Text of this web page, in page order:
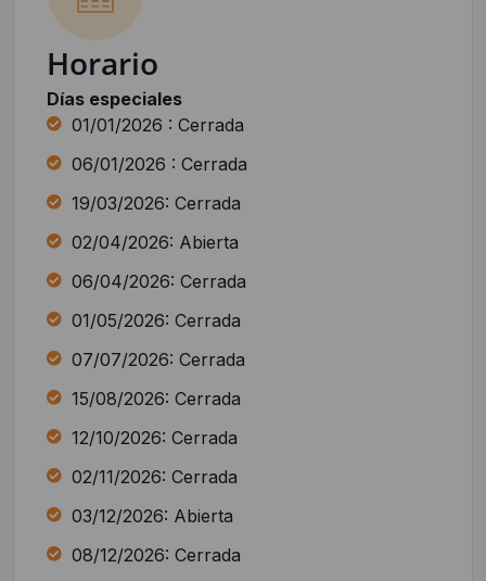
Horario
Días especiales
01/01/2026 : Cerrada
06/01/2026 : Cerrada
19/03/2026: Cerrada
02/04/2026: Abierta
06/04/2026: Cerrada
01/05/2026: Cerrada
07/07/2026: Cerrada
15/08/2026: Cerrada
12/10/2026: Cerrada
02/11/2026: Cerrada
03/12/2026: Abierta
08/12/2026: Cerrada